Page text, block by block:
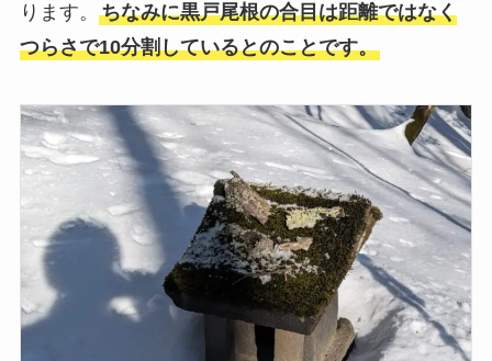
ります。 ちなみに黒戸尾根の合目は距離ではなく
つらさで10分割しているとのことです。